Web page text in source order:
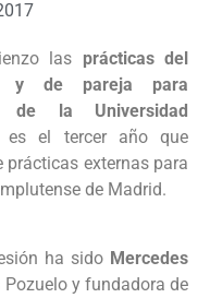
las prácticas del
y de pareja para
la Universidad
es el tercer año que
prácticas externas para
de Madrid.
ha sido Mercedes
y fundadora de